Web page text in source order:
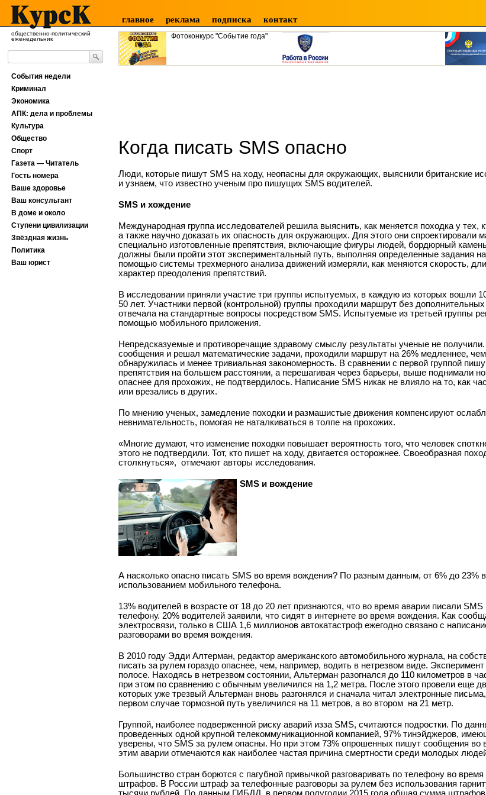
общественно-политический
еженедельник
главное реклама подписка контакт
Фотоконкурс "Событие года"
Когда писать SMS опасно
Люди, которые пишут SMS на ходу, неопасны для окружающих, выяснили британские
и узнаем, что известно ученым про пишущих SMS водителей.
SMS и хождение
Международная группа исследователей решила выяснить, как меняется походка у тех,
а также научно доказать их опасность для окружающих. Для этого они спроектировали
специально изготовленные препятствия, включающие фигуры людей, бордюрный
должны были пройти этот экспериментальный путь, выполняя определенные задания
помощью системы трехмерного анализа движений измеряли, как меняются скорость,
характер преодоления препятствий.
В исследовании приняли участие три группы испытуемых, в каждую из которых вошли
50 лет. Участники первой (контрольной) группы проходили маршрут без
отвечала на стандартные вопросы посредством SMS. Испытуемые из третьей группы
помощью мобильного приложения.
Непредсказуемые и противоречащие здравому смыслу результаты ученые не
сообщения и решал математические задачи, проходили маршрут на 26% медленнее,
обнаружилась и менее тривиальная закономерность. В сравнении с первой группой
препятствия на большем расстоянии, а перешагивая через барьеры, выше поднимали
опаснее для прохожих, не подтвердилось. Написание SMS никак не влияло на то, как
или врезались в других.
По мнению ученых, замедление походки и размашистые движения компенсируют
невнимательность, помогая не наталкиваться в толпе на прохожих.
«Многие думают, что изменение походки повышает вероятность того, что человек
этого не подтвердили. Тот, кто пишет на ходу, двигается осторожнее. Своеобразная
столкнуться», ­ отмечают авторы исследования.
SMS и вождение
А насколько опасно писать SMS во время вождения? По разным данным, от 6% до 23%
использованием мобильного телефона.
13% водителей в возрасте от 18 до 20 лет признаются, что во время аварии писали SMS
телефону. 20% водителей заявили, что сидят в интернете во время вождения. Как
электросвязи, только в США 1,6 миллионов автокатастроф ежегодно связано с
разговорами во время вождения.
В 2010 году Эдди Алтерман, редактор американского автомобильного журнала, на
писать за рулем гораздо опаснее, чем, например, водить в нетрезвом виде.
полосе. Находясь в нетрезвом состоянии, Альтерман разогнался до 110 километров в
при этом по сравнению с обычным увеличился на 1,2 метра. После этого провели еще
которых уже трезвый Альтерман вновь разгонялся и сначала читал электронные
первом случае тормозной путь увеличился на 11 метров, а во втором ­ на 21 метр.
Группой, наиболее подверженной риску аварий из­за SMS, считаются подростки. По
проведенных одной крупной телекоммуникационной компанией, 97% тинэйджеров,
уверены, что SMS за рулем опасны. Но при этом 73% опрошенных пишут сообщения
этим аварии отмечаются как наиболее частая причина смертности среди молодых
Большинство стран борются с пагубной привычкой разговаривать по телефону во
штрафов. В России штраф за телефонные разговоры за рулем без использования
тысячи рублей. По данным ГИБДД, в первом полугодии 2015 года общая сумма
События недели
Криминал
Экономика
АПК: дела и проблемы
Культура
Общество
Спорт
Газета — Читатель
Гость номера
Ваше здоровье
Ваш консультант
В доме и около
Ступени цивилизации
Звёздная жизнь
Политика
Ваш юрист